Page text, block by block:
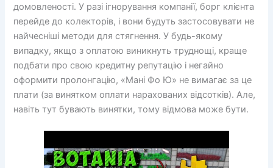
домовленості. У разі ігнорування компанії, борг клієнта
перейде до колекторів, і вони будуть застосовувати не
найчесніші методи для стягнення. У будь-якому
випадку, якщо з оплатою виникнуть труднощі, краще
подбати про свою кредитну репутацію і негайно
оформити пролонгацію, «Мані Фо Ю» не вимагає за це
плати (за винятком оплати нарахованих відсотків). Але,
навіть тут бувають винятки, тому відмова може бути.